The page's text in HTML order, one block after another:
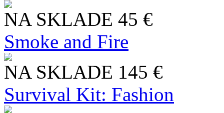
NA SKLADE 45 €
Smoke and Fire
NA SKLADE 145 €
Survival Kit: Fashion